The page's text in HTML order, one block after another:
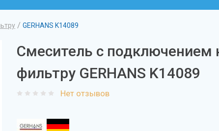
/ GERHANS K14089
Смеситель с подключением
фильтру GERHANS K14089
Нет отзывов